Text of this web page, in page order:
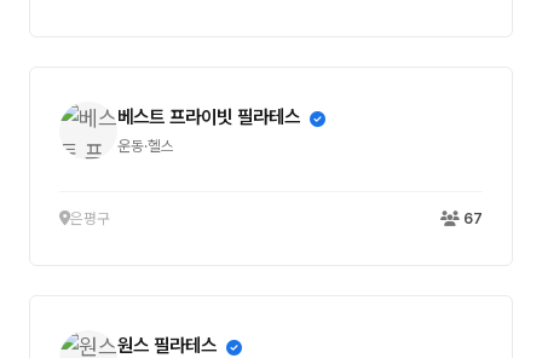
베스트 프라이빗 필라테스
운동·헬스
은평구 67
원스 필라테스